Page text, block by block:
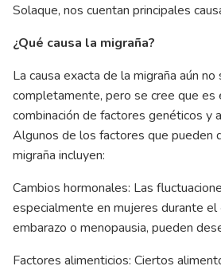
Solaque, nos cuentan principales
¿Qué causa la migraña?
La causa exacta de la migraña aún
completamente, pero se cree que es
combinación de factores genéticos y
Algunos de los factores que pueden
migraña incluyen:
Cambios hormonales: Las
especialmente en mujeres durante el
embarazo o menopausia, pueden
Factores alimenticios: Ciertos